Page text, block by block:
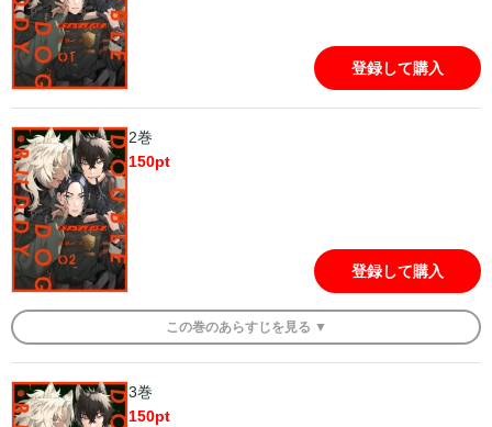
登録して購入
2巻
150pt
登録して購入
この巻のあらすじを 見る ▼
3巻
150pt